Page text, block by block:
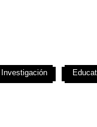
Investigación